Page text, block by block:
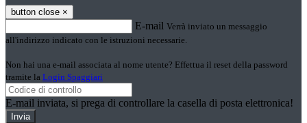
button close ×
E-mail Verrà inviato un messaggio
all'indirizzo indicato con le istruzioni necessarie.
Non hai una e-mail associata al nome utente? Effettua il reset della password
tramite la Login Spaggiari
E-mail inviata, si prega di controllare la casella di posta elettronica!